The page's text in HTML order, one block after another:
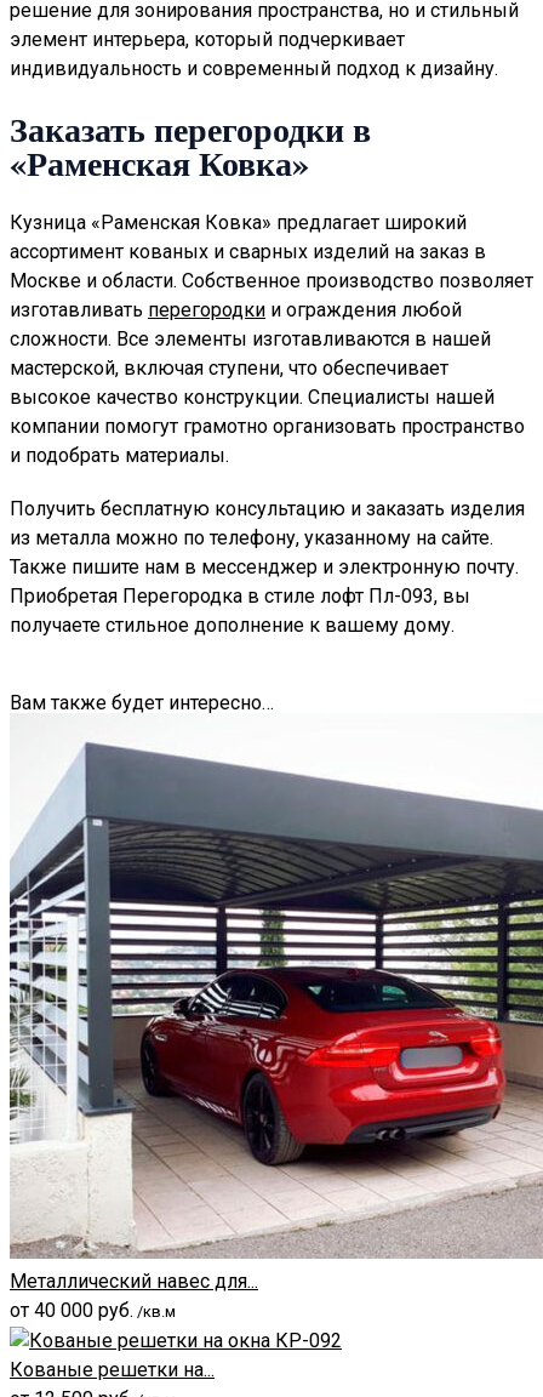
решение для зонирования пространства, но и стильный
элемент интерьера, который подчеркивает
индивидуальность и современный подход к дизайну.
Заказать перегородки в
«Раменская Ковка»
Кузница «Раменская Ковка» предлагает широкий
ассортимент кованых и сварных изделий на заказ в
Москве и области. Собственное производство позволяет
изготавливать перегородки и ограждения любой
сложности. Все элементы изготавливаются в нашей
мастерской, включая ступени, что обеспечивает
высокое качество конструкции. Специалисты нашей
компании помогут грамотно организовать пространство
и подобрать материалы.
Получить бесплатную консультацию и заказать изделия
из металла можно по телефону, указанному на сайте.
Также пишите нам в мессенджер и электронную почту.
Приобретая Перегородка в стиле лофт Пл-093, вы
получаете стильное дополнение к вашему дому.
Вам также будет интересно…
Металлический навес для...
от 40 000 руб. /кв.м
Кованые решетки на...